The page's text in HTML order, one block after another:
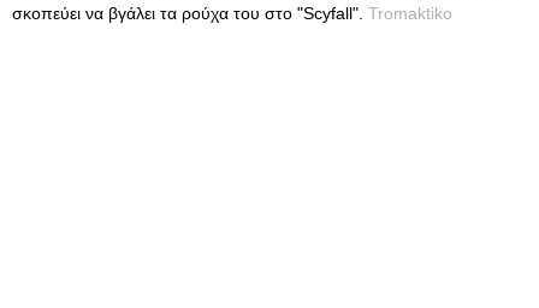
σκοπεύει να βγάλει τα ρούχα του στο "Scyfall". Tromaktiko